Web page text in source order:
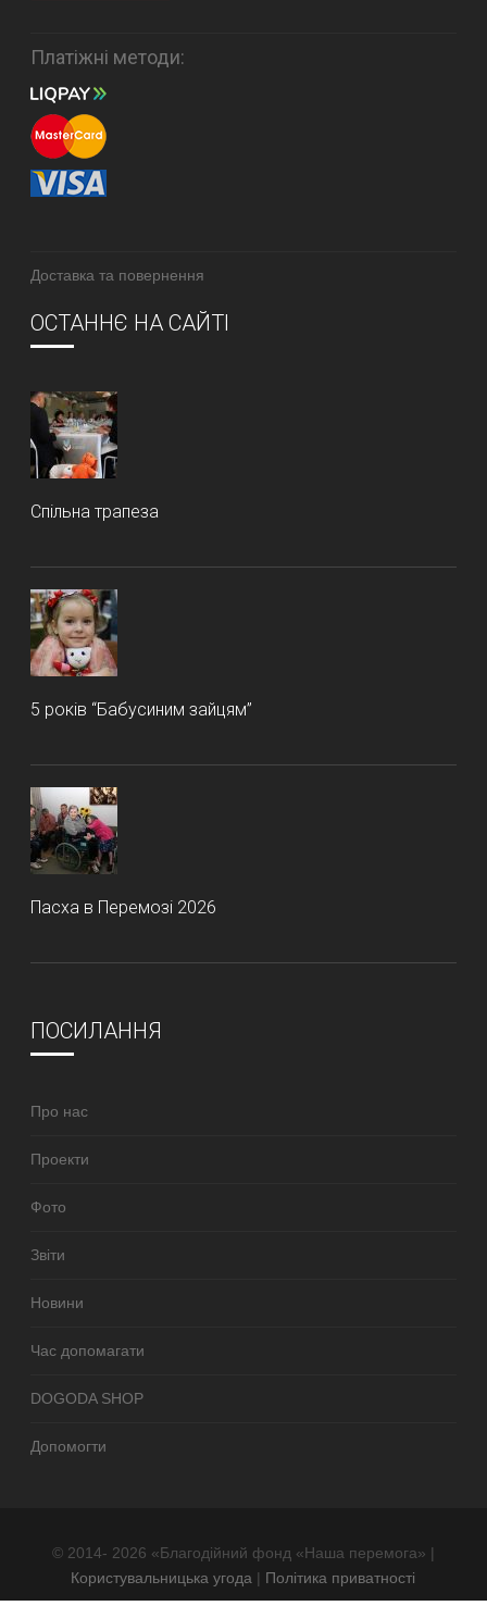
Платіжні методи:
Доставка та повернення
ОСТАННЄ НА САЙТІ
Спільна трапеза
5 років “Бабусиним зайцям”
Пасха в Перемозі 2026
ПОСИЛАННЯ
Про нас
Проекти
Фото
Звіти
Новини
Час допомагати
DOGODA SHOP
Допомогти
© 2014- 2026 «Благодійний фонд «Наша перемога» |
Користувальницька угода | Політика приватності